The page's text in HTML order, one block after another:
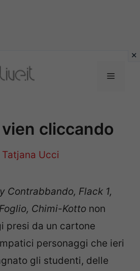
Menu
cliccando
Tatjana Ucci
Contrabbando, Flack 1,
Chimi-Kotto non
presi da un cartone
personaggi che ieri
gli studenti, delle